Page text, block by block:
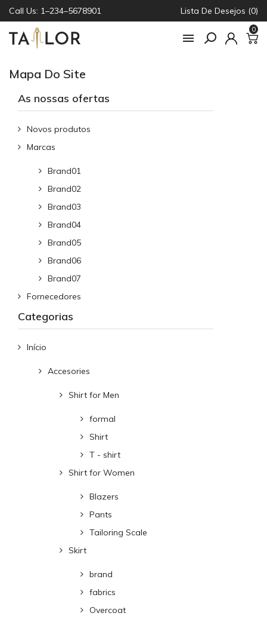
Call Us: 1–234–5678901 Lista De Desejos (0)

0
Mapa Do Site
As nossas ofertas
Novos produtos
Marcas
Brand01
Brand02
Brand03
Brand04
Brand05
Brand06
Brand07
Fornecedores
Categorias
Início
Accesories
Shirt for Men
formal
Shirt
T - shirt
Shirt for Women
Blazers
Pants
Tailoring Scale
Skirt
brand
fabrics
Overcoat